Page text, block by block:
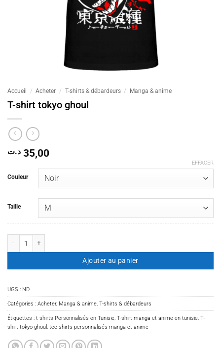
Accueil / Acheter / T-shirts & débardeurs / Manga & anime
T-shirt tokyo ghoul
35,00 د.ت
Couleur
Taille
EFFACER
Ajouter au panier
UGS : ND
Catégories : Acheter, Manga & anime, T-shirts & débardeurs
Étiquettes : t shirts Personnalisés en Tunisie, T-shirt manga et anime en tunisie, T-
shirt tokyo ghoul, tee shirts personnalisés manga et anime